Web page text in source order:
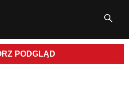
PODGLĄD